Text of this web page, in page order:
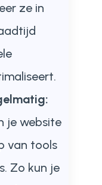
ze in
je website
van tools
Zo kun je